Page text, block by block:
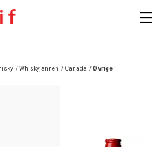
/Whisky, annen / Canada /Øvrige